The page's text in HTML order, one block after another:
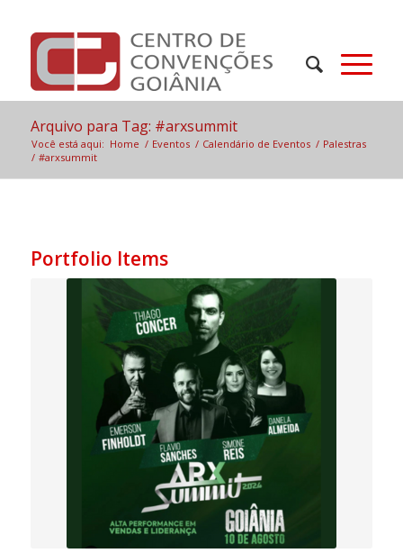
Arquivo para Tag: #arxsummit
Você está aqui: Home / Eventos / Calendário de Eventos / Palestras
/ #arxsummit
Portfolio Items